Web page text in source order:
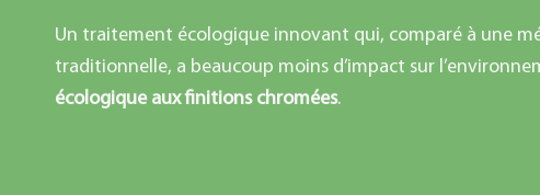
Un traitement écologique innovant qui, comparé à une
traditionnelle, a beaucoup moins d’impact sur
écologique aux finitions chromées.